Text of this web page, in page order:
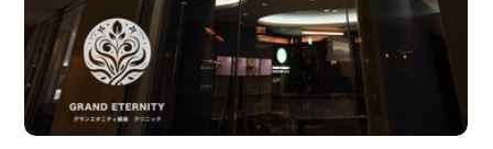
Liên hệ